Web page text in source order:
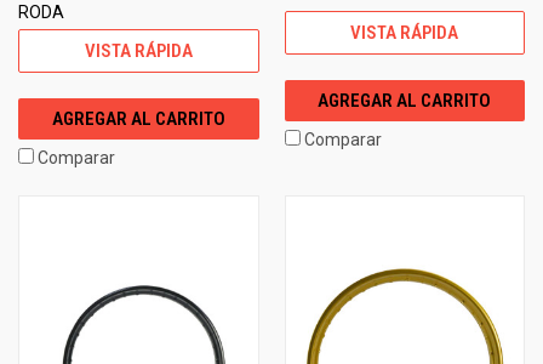
RODA
VISTA RÁPIDA
AGREGAR AL CARRITO
Comparar
VISTA RÁPIDA
AGREGAR AL CARRITO
Comparar